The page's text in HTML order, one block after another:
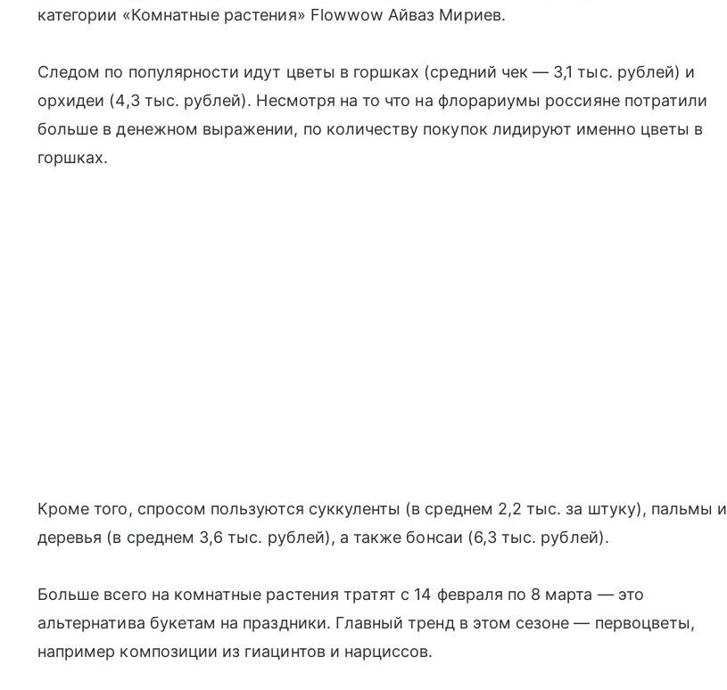
категории «Комнатные растения» Flowwow Айваз Мириев.
Следом по популярности идут цветы в горшках (средний чек — 3,1 тыс. рублей) и
орхидеи (4,3 тыс. рублей). Несмотря на то что на флорариумы россияне потратили
больше в денежном выражении, по количеству покупок лидируют именно цветы в
горшках.
Кроме того, спросом пользуются суккуленты (в среднем 2,2 тыс. за штуку), пальмы и
деревья (в среднем 3,6 тыс. рублей), а также бонсаи (6,3 тыс. рублей).
Больше всего на комнатные растения тратят с 14 февраля по 8 марта — это
альтернатива букетам на праздники. Главный тренд в этом сезоне — первоцветы,
например композиции из гиацинтов и нарциссов.